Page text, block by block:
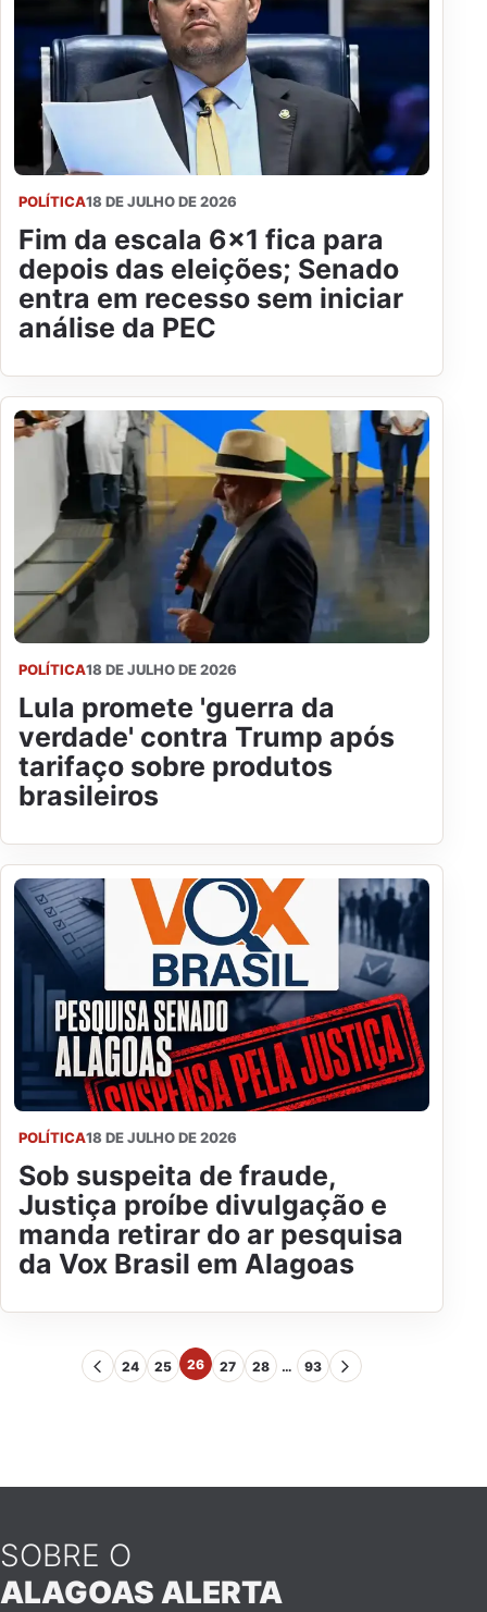
POLÍTICA18 DE JULHO DE 2026
Fim da escala 6x1 fica para
depois das eleições; Senado
entra em recesso sem iniciar
análise da PEC
POLÍTICA18 DE JULHO DE 2026
Lula promete 'guerra da
verdade' contra Trump após
tarifaço sobre produtos
brasileiros
POLÍTICA18 DE JULHO DE 2026
Sob suspeita de fraude,
Justiça proíbe divulgação e
manda retirar do ar pesquisa
da Vox Brasil em Alagoas
24 25 26 27 28 … 93
SOBRE O
ALAGOAS ALERTA